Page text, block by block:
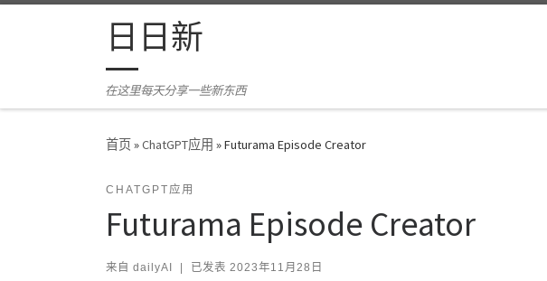
Skip to content日日新
在这里每天分享一些新东西
首页»ChatGPT应用 »Futurama Episode Creator
CHATGPT应用
Futurama Episode Creator
来自 dailyAI 已发表 2023年11月28日